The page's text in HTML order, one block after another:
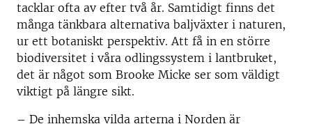
tacklar ofta av efter två år. Samtidigt finns det
många tänkbara alternativa baljväxter i naturen,
ur ett botaniskt perspektiv. Att få in en större
biodiversitet i våra odlingssystem i lantbruket,
det är något som Brooke Micke ser som väldigt
viktigt på längre sikt.
– De inhemska vilda arterna i Norden är